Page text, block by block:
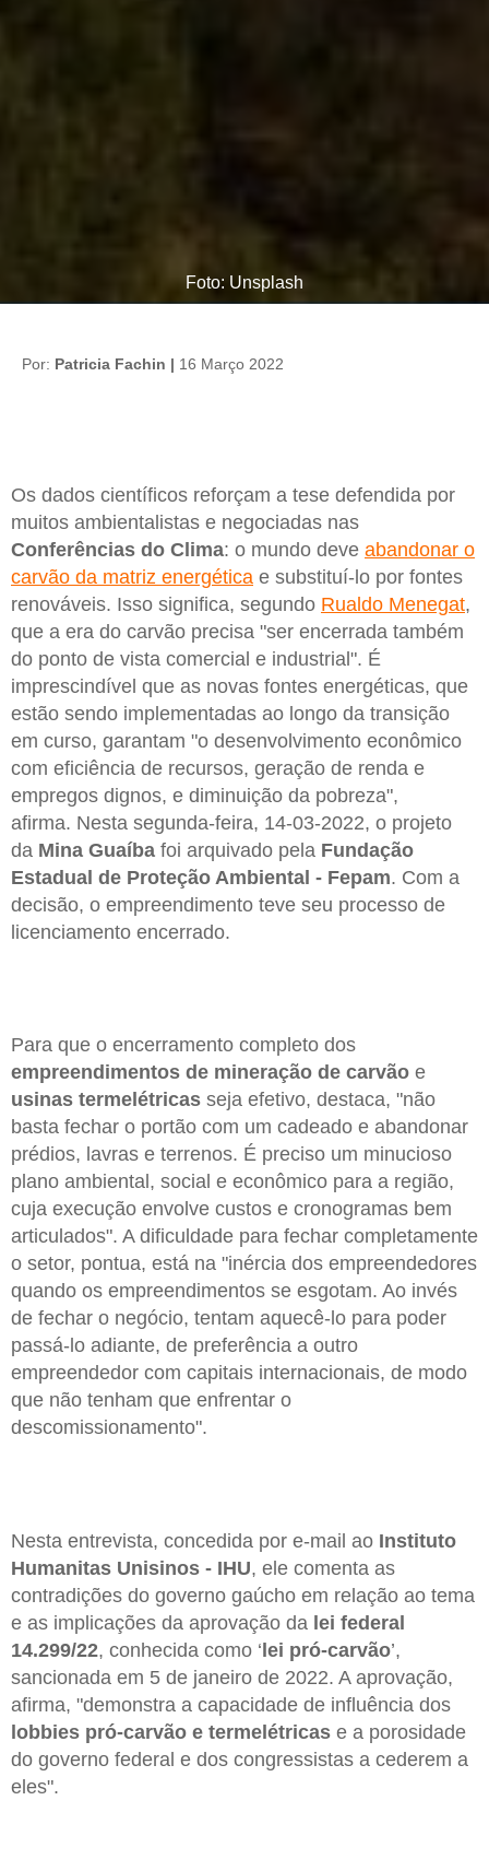
Foto: Unsplash
Por: Patricia Fachin | 16 Março 2022
Os dados científicos reforçam a tese defendida por
muitos ambientalistas e negociadas nas
Conferências do Clima: o mundo deve abandonar o
carvão da matriz energética e substituí-lo por fontes
renováveis. Isso significa, segundo Rualdo Menegat,
que a era do carvão precisa "ser encerrada também
do ponto de vista comercial e industrial". É
imprescindível que as novas fontes energéticas, que
estão sendo implementadas ao longo da transição
em curso, garantam "o desenvolvimento econômico
com eficiência de recursos, geração de renda e
empregos dignos, e diminuição da pobreza",
afirma. Nesta segunda-feira, 14-03-2022, o projeto
da Mina Guaíba foi arquivado pela Fundação
Estadual de Proteção Ambiental - Fepam. Com a
decisão, o empreendimento teve seu processo de
licenciamento encerrado.
Para que o encerramento completo dos
empreendimentos de mineração de carvão e
usinas termelétricas seja efetivo, destaca, "não
basta fechar o portão com um cadeado e abandonar
prédios, lavras e terrenos. É preciso um minucioso
plano ambiental, social e econômico para a região,
cuja execução envolve custos e cronogramas bem
articulados". A dificuldade para fechar completamente
o setor, pontua, está na "inércia dos empreendedores
quando os empreendimentos se esgotam. Ao invés
de fechar o negócio, tentam aquecê-lo para poder
passá-lo adiante, de preferência a outro
empreendedor com capitais internacionais, de modo
que não tenham que enfrentar o
descomissionamento".
Nesta entrevista, concedida por e-mail ao Instituto
Humanitas Unisinos - IHU, ele comenta as
contradições do governo gaúcho em relação ao tema
e as implicações da aprovação da lei federal
14.299/22, conhecida como ‘lei pró-carvão’,
sancionada em 5 de janeiro de 2022. A aprovação,
afirma, "demonstra a capacidade de influência dos
lobbies pró-carvão e termelétricas e a porosidade
do governo federal e dos congressistas a cederem a
eles".